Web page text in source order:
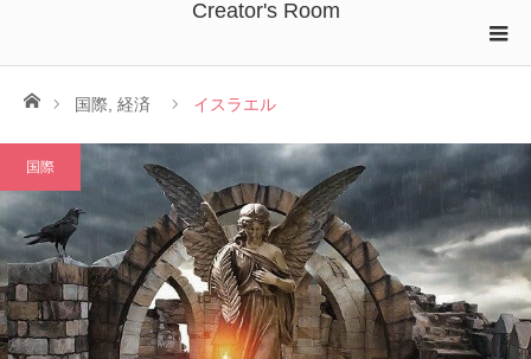
Creator's Room
ホーム国際 経済 イスラエル
国際